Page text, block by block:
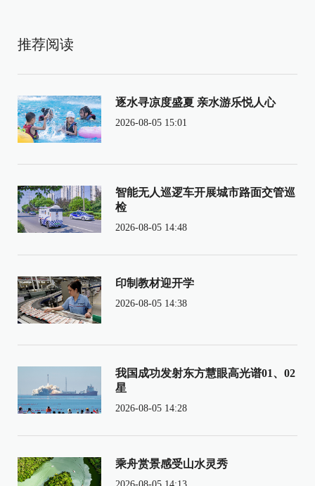
推荐阅读
逐水寻凉度盛夏 亲水游乐悦人心
2026-08-05 15:01
智能无人巡逻车开展城市路面交管巡
检
2026-08-05 14:48
印制教材迎开学
2026-08-05 14:38
我国成功发射东方慧眼高光谱01、02
星
2026-08-05 14:28
乘舟赏景感受山水灵秀